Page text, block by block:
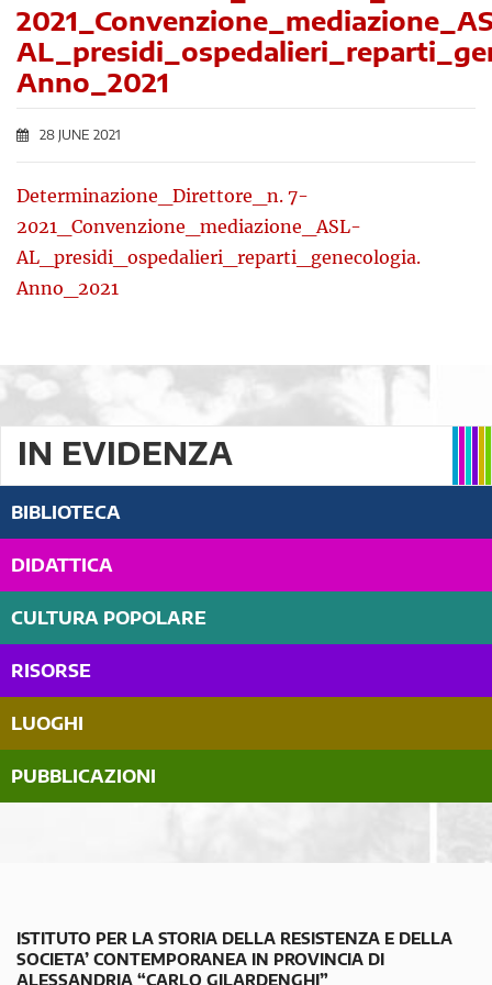
Anno_2021
28 JUNE 2021
Determinazione_Direttore_n. 7-
2021_Convenzione_mediazione_ASL-
AL_presidi_ospedalieri_reparti_genecologia.
Anno_2021
IN EVIDENZA
BIBLIOTECA
DIDATTICA
CULTURA POPOLARE
RISORSE
LUOGHI
PUBBLICAZIONI
ISTITUTO PER LA STORIA DELLA RESISTENZA E DELLA
SOCIETA’ CONTEMPORANEA IN PROVINCIA DI
ALESSANDRIA “CARLO GILARDENGHI”